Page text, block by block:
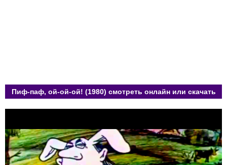
Пиф-паф, ой-ой-ой! (1980) смотреть онлайн или скачать